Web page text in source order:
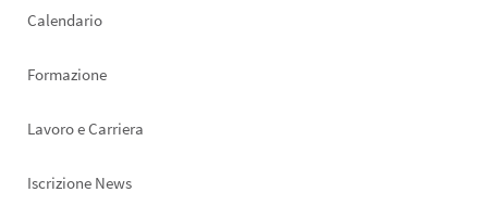
Calendario
Formazione
Lavoro e Carriera
Iscrizione News